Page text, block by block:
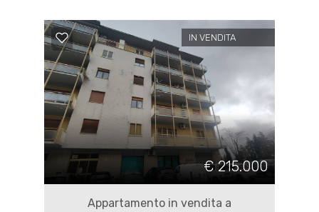
IN VENDITA
€ 215.000
Appartamento in vendita a